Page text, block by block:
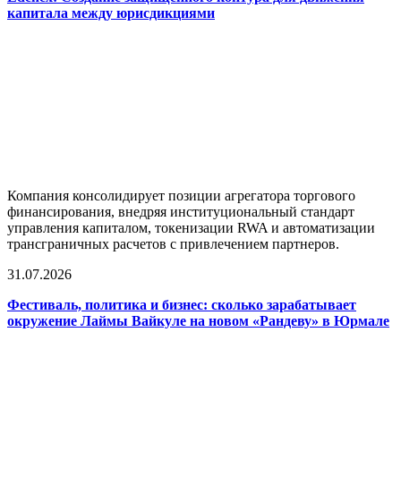
капитала между юрисдикциями
Компания консолидирует позиции агрегатора торгового
финансирования, внедряя институциональный стандарт
управления капиталом, токенизации RWA и автоматизации
трансграничных расчетов с привлечением партнеров.
31.07.2026
Фестиваль, политика и бизнес: сколько зарабатывает
окружение Лаймы Вайкуле на новом «Рандеву» в Юрмале